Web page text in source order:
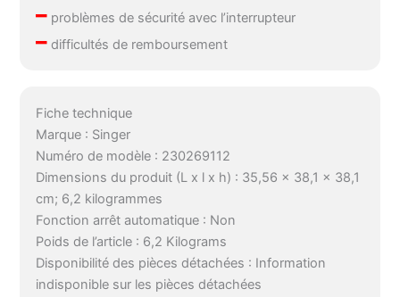
– problèmes de sécurité avec l’interrupteur
– difficultés de remboursement
Fiche technique
Marque : Singer
Numéro de modèle : 230269112
Dimensions du produit (L x l x h) : 35,56 x 38,1 x 38,1
cm; 6,2 kilogrammes
Fonction arrêt automatique : Non
Poids de l’article : 6,2 Kilograms
Disponibilité des pièces détachées : Information
indisponible sur les pièces détachées